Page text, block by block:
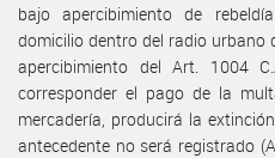
bajo apercibimiento de
domicilio dentro del radio urbano
apercibimiento del Art. 1004
corresponder el pago de la
mercadería, producirá la
antecedente no será registrado